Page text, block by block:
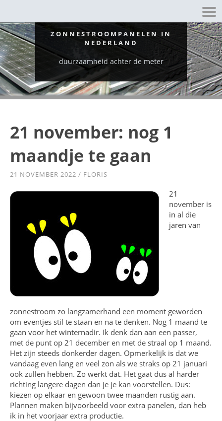
ZONNESTROOMPANELEN IN
NEDERLAND
duurzaamheid achter de meter
21 november: nog 1
maandje te gaan
21 NOVEMBER 2022 / FLORIS
21
november is
in al die
jaren van
zonnestroom zo langzamerhand een moment geworden
om eventjes stil te staan en na te denken. Nog 1 maand te
gaan voor het winternadir. Ik denk dan aan een passer,
met de punt op 21 december en met de straal op 1 maand.
Het zijn steeds donkerder dagen. Opmerkelijk is dat we
vandaag even lang en veel zon als we straks op 21 januari
ook zullen hebben. Zo werkt dat. Het gaat dus al harder
richting langere dagen dan je je kan voorstellen. Dus:
kiezen op elkaar en gewoon twee maanden rustig aan.
Plannen maken bijvoorbeeld voor extra panelen, dan heb
ik in het voorjaar extra productie.